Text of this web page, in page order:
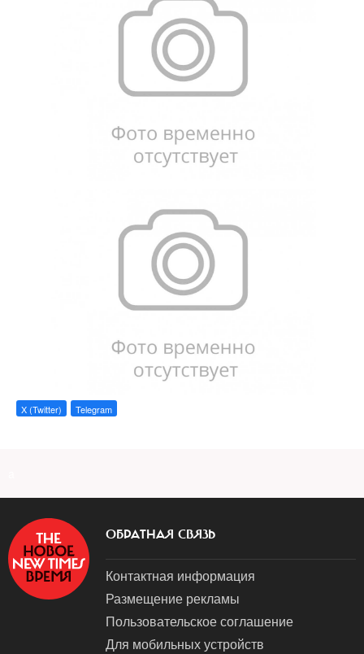
X (Twitter) Telegram
ОБРАТНАЯ СВЯЗЬ
Контактная информация
Размещение рекламы
Пользовательское соглашение
Для мобильных устройств